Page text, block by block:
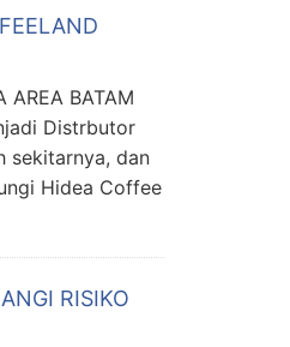
AREA BATAM
Distrbutor
sekitarnya, dan
Hidea Coffee
RISIKO